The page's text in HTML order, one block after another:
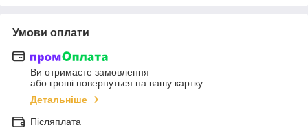
Умови оплати
Ви отримаєте замовлення
або гроші повернуться на вашу картку
Детальніше
Післяплата